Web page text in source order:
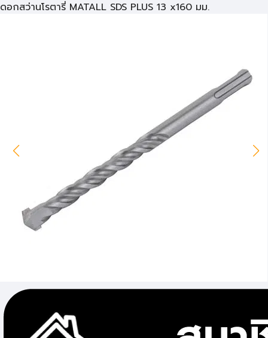
ดอกสว่านโรตารี่ MATALL SDS PLUS 13 x160 มม.